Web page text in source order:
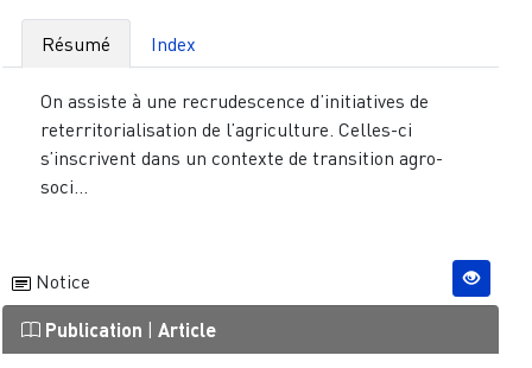
Résumé Index
On assiste à une recrudescence d’initiatives de
reterritorialisation de l’agriculture. Celles-ci
s’inscrivent dans un contexte de transition agro-
soci...
Notice
Publication Article